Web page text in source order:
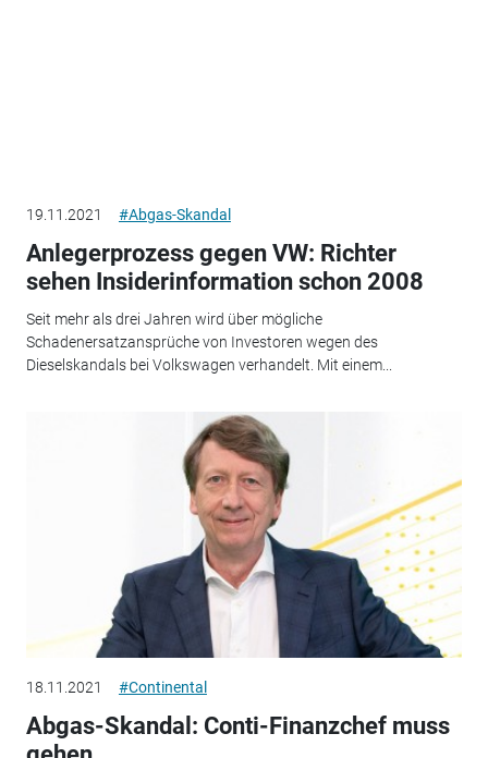
19.11.2021 #Abgas-Skandal
Anlegerprozess gegen VW: Richter
sehen Insiderinformation schon 2008
Seit mehr als drei Jahren wird über mögliche
Schadenersatzansprüche von Investoren wegen des
Dieselskandals bei Volkswagen verhandelt. Mit einem...
18.11.2021 #Continental
Abgas-Skandal: Conti-Finanzchef muss